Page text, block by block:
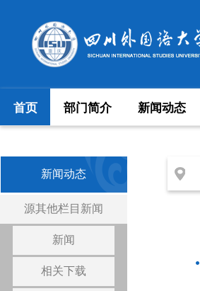
首页 部门简介 新闻动态
新闻动态
源其他栏目新闻
新闻
相关下载